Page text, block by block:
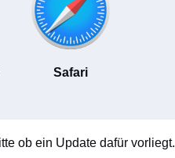
Safari
ob ein Update dafür vorliegt.